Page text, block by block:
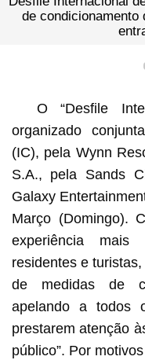
de
O “Desfile
organizado
(IC), pela Wynn
S.A., pela Sands
Galaxy
Março (Domingo).
experiência
residentes e
de medidas de
apelando a todos
prestarem atenção
público”. Por